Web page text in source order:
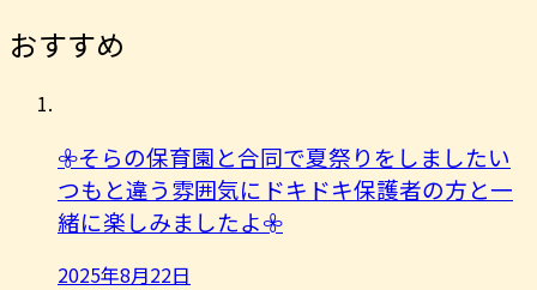
おすすめ
𖧷そらの保育園と合同で夏祭りをしましたい
つもと違う雰囲気にドキドキ保護者の方と一
緒に楽しみましたよ︎𖧷
2025年8月22日